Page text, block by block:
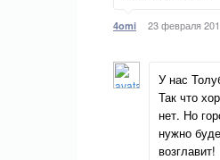
4omi 23 февраля
У нас
Так что
нет. Но
нужно
возглавит!